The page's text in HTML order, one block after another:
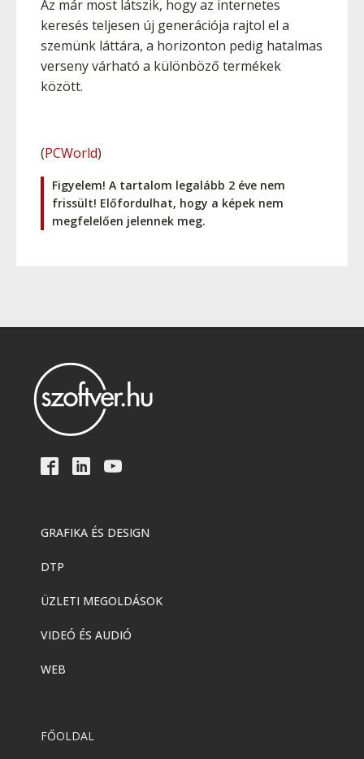
Az már most látszik, hogy az internetes
keresés teljesen új generációja rajtol el a
szemünk láttára, a horizonton pedig hatalmas
verseny várható a különböző termékek
között.
(PCWorld)
Figyelem! A tartalom legalább 2 éve nem
frissült! Előfordulhat, hogy a képek nem
megfelelően jelennek meg.
GRAFIKA ÉS DESIGN
DTP
ÜZLETI MEGOLDÁSOK
VIDEÓ ÉS AUDIÓ
WEB
FŐOLDAL